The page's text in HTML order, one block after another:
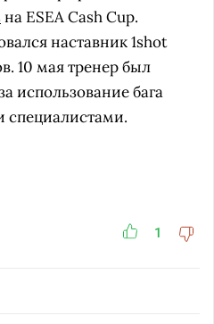
на ESEA Cash Cup.
наставник 1shot
10 мая тренер был
использование бага
специалистами.
1